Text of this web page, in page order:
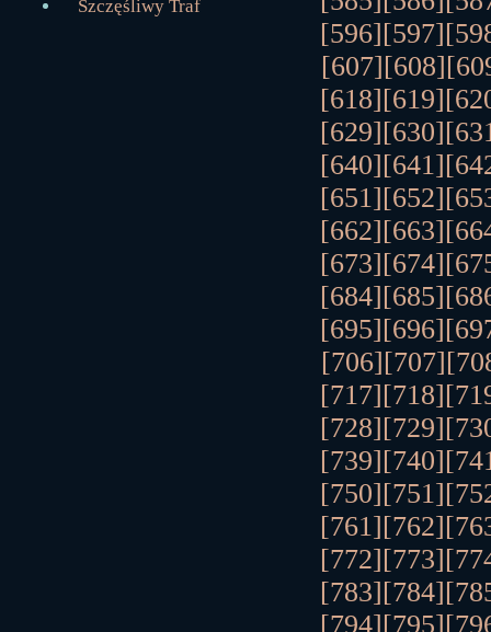
Szczęśliwy Traf
[596][597]
[607][608]
[618][619]
[629][630]
[640][641]
[651][652]
[662][663]
[673][674]
[684][685]
[695][696]
[706][707]
[717][718]
[728][729]
[739][740]
[750][751]
[761][762]
[772][773]
[783][784]
[794][795]